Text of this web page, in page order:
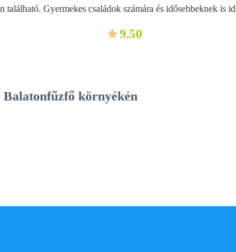
Gyermekes családok számára és idősebbeknek is
9.50
környékén